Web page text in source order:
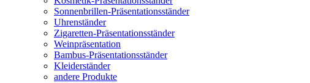
Sonnenbrillen-Präsentationsständer
Uhrenständer
Zigaretten-Präsentationsständer
Weinpräsentation
Bambus-Präsentationsständer
Kleiderständer
andere Produkte